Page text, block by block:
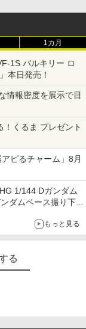
1カ月
1S バルキリー ロ
本日発売！
情報密度を展示で目
！くるま プレゼント
とコラボの楽しさを
ピるチャーム」8月
1/144 Dガンダム
ダムベース撮り下
もっと見る
る